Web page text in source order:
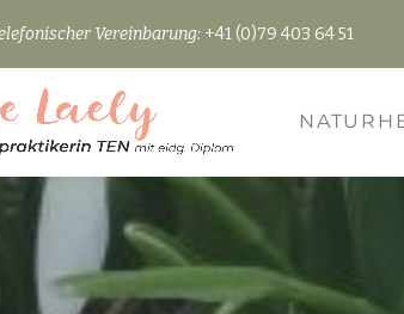
Vereinbarung: +41 (0)79 403 64 51